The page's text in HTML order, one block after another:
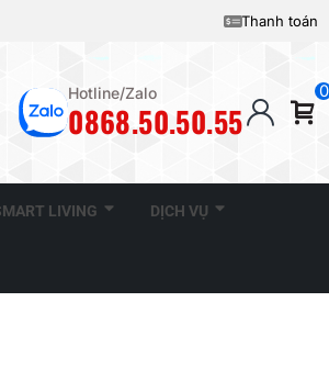
Thanh toán
Hotline/Zalo
0868.50.50.55
0
LIVING DỊCH VỤ